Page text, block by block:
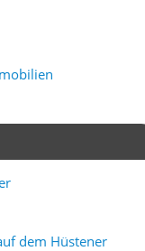
dem Hüstener